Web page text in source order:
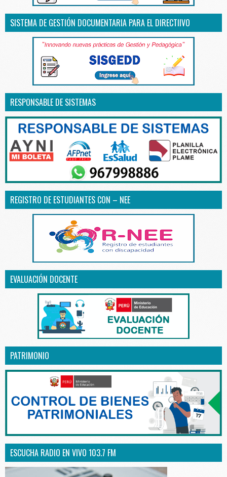
SISTEMA DE GESTIÓN DOCUMENTARIA PARA EL DIRECTIIVO
RESPONSABLE DE SISTEMAS
REGISTRO DE ESTUDIANTES CON – NEE
EVALUACIÓN DOCENTE
PATRIMONIO
ESCUCHA RADIO EN VIVO 103.7 FM